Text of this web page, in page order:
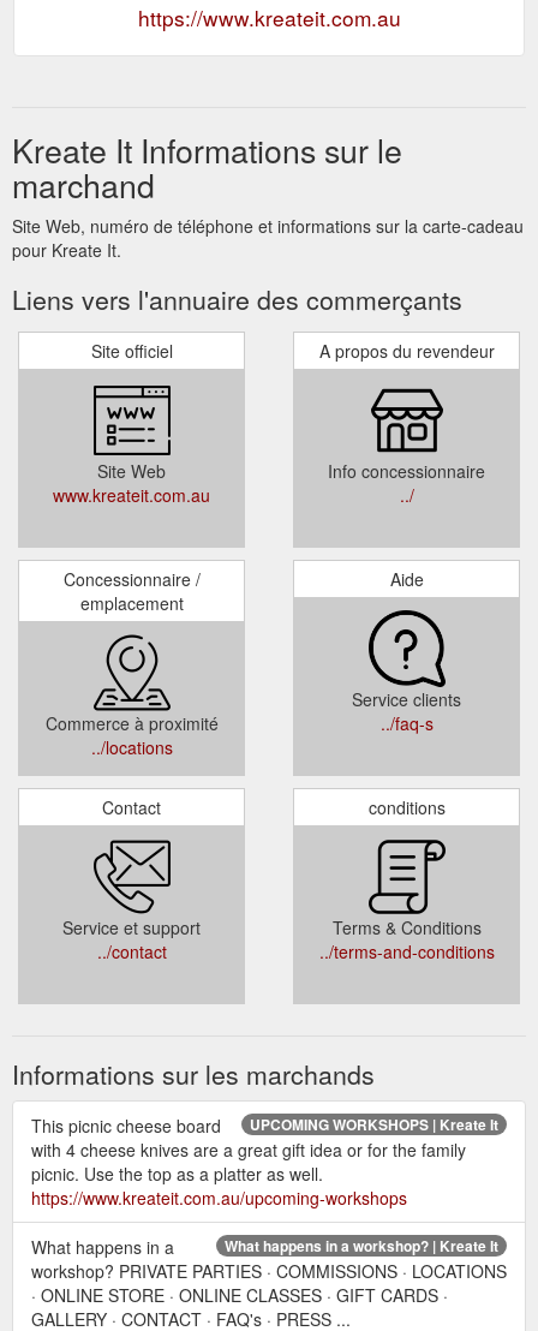
https://www.kreateit.com.au
Kreate It Informations sur le
marchand
Site Web, numéro de téléphone et informations sur la carte-cadeau
pour Kreate It.
Liens vers l'annuaire des commerçants
Site officiel
Site Web
www.kreateit.com.au
A propos du revendeur
Info concessionnaire
../
Concessionnaire /
emplacement
Commerce à proximité
../locations
Aide
Service clients
../faq-s
Contact
Service et support
../contact
conditions
Terms & Conditions
../terms-and-conditions
Informations sur les marchands
UPCOMING WORKSHOPS | Kreate It
This picnic cheese board
with 4 cheese knives are a great gift idea or for the family
picnic. Use the top as a platter as well.
https://www.kreateit.com.au/upcoming-workshops
What happens in a workshop? | Kreate It
What happens in a
workshop? PRIVATE PARTIES · COMMISSIONS · LOCATIONS
· ONLINE STORE · ONLINE CLASSES · GIFT CARDS ·
GALLERY · CONTACT · FAQ's · PRESS ...